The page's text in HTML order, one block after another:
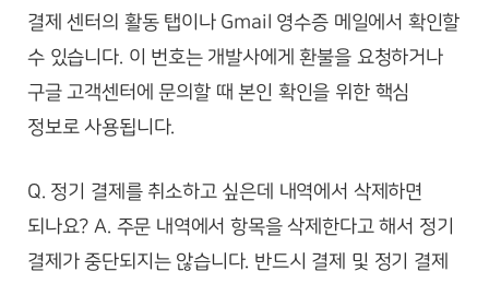
결제 센터의 활동 탭이나 Gmail 영수증 메일에서 확인할
수 있습니다. 이 번호는 개발사에게 환불을 요청하거나
구글 고객센터에 문의할 때 본인 확인을 위한 핵심
정보로 사용됩니다.
Q. 정기 결제를 취소하고 싶은데 내역에서 삭제하면
되나요? A. 주문 내역에서 항목을 삭제한다고 해서 정기
결제가 중단되지는 않습니다. 반드시 결제 및 정기 결제